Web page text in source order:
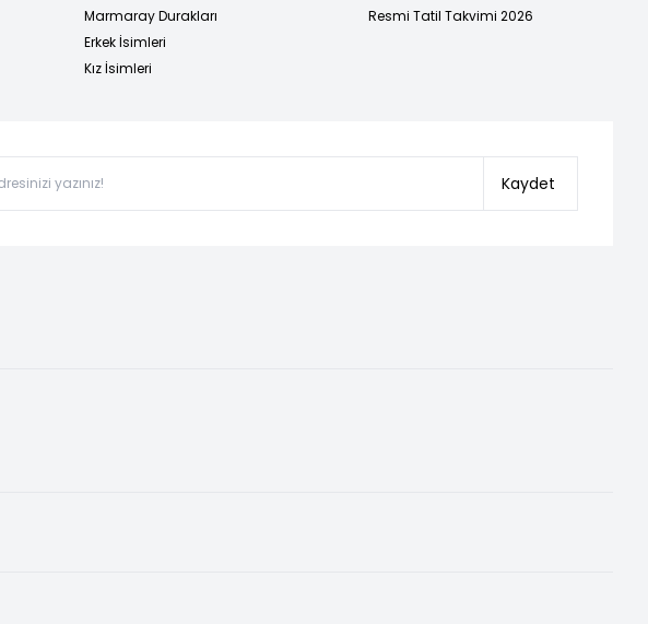
Marmaray Durakları
Erkek İsimleri
Kız İsimleri
Resmi Tatil Takvimi 2026
Kaydet